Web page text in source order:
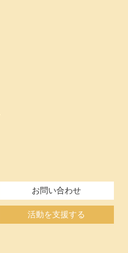
お問い合わせ
活動を支援する